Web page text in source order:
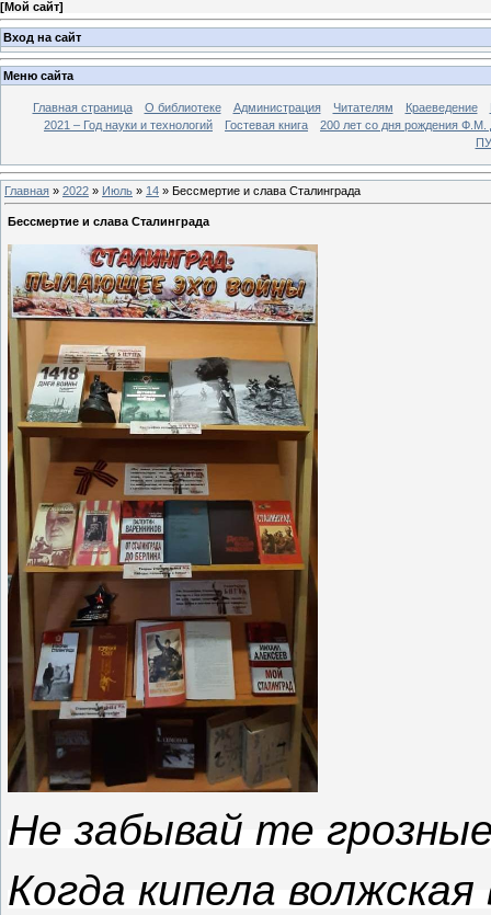
[Мой сайт]
Вход на сайт
Меню сайта
Главная страница О библиотеке Администрация Читателям Краеведение
2021 – Год науки и технологий
Гостевая книга
200 лет со дня рождения Ф.М.
Главная » 2022 » Июль » 14 » Бессмертие и слава Сталинграда
Бессмертие и слава Сталинграда
Не забывай те
Когда кипела волжская